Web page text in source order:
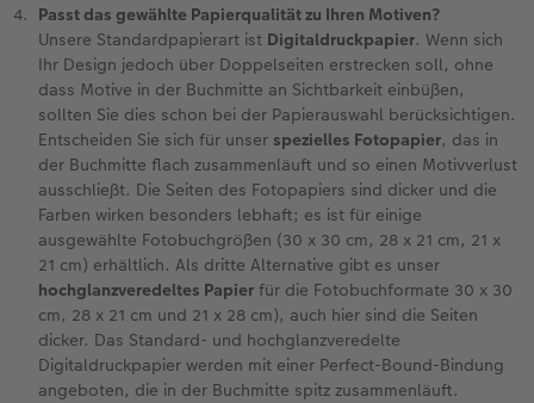
Passt das gewählte Papierqualität zu Ihren Motiven?
Unsere Standardpapierart ist Digitaldruckpapier. Wenn sich
Ihr Design jedoch über Doppelseiten erstrecken soll, ohne
dass Motive in der Buchmitte an Sichtbarkeit einbüßen,
sollten Sie dies schon bei der Papierauswahl berücksichtigen.
Entscheiden Sie sich für unser spezielles Fotopapier, das in
der Buchmitte flach zusammenläuft und so einen Motivverlust
ausschließt. Die Seiten des Fotopapiers sind dicker und die
Farben wirken besonders lebhaft; es ist für einige
ausgewählte Fotobuchgrößen (30 x 30 cm, 28 x 21 cm, 21 x
21 cm) erhältlich. Als dritte Alternative gibt es unser
hochglanzveredeltes Papier für die Fotobuchformate 30 x 30
cm, 28 x 21 cm und 21 x 28 cm), auch hier sind die Seiten
dicker. Das Standard- und hochglanzveredelte
Digitaldruckpapier werden mit einer Perfect-Bound-Bindung
angeboten, die in der Buchmitte spitz zusammenläuft.